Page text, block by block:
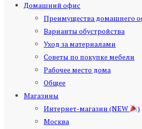
Домашний офис
Преимущества домашнего
Варианты обустройства
Уход за материалами
Советы по покупке мебели
Рабочее место дома
Общее
Магазины
Интернет-магазин (NEW
)
Москва